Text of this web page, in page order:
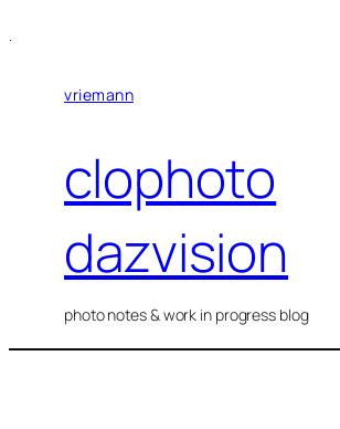
Inhalt
.
vriemann
clophoto
dazvision
photo notes & work in progress blog